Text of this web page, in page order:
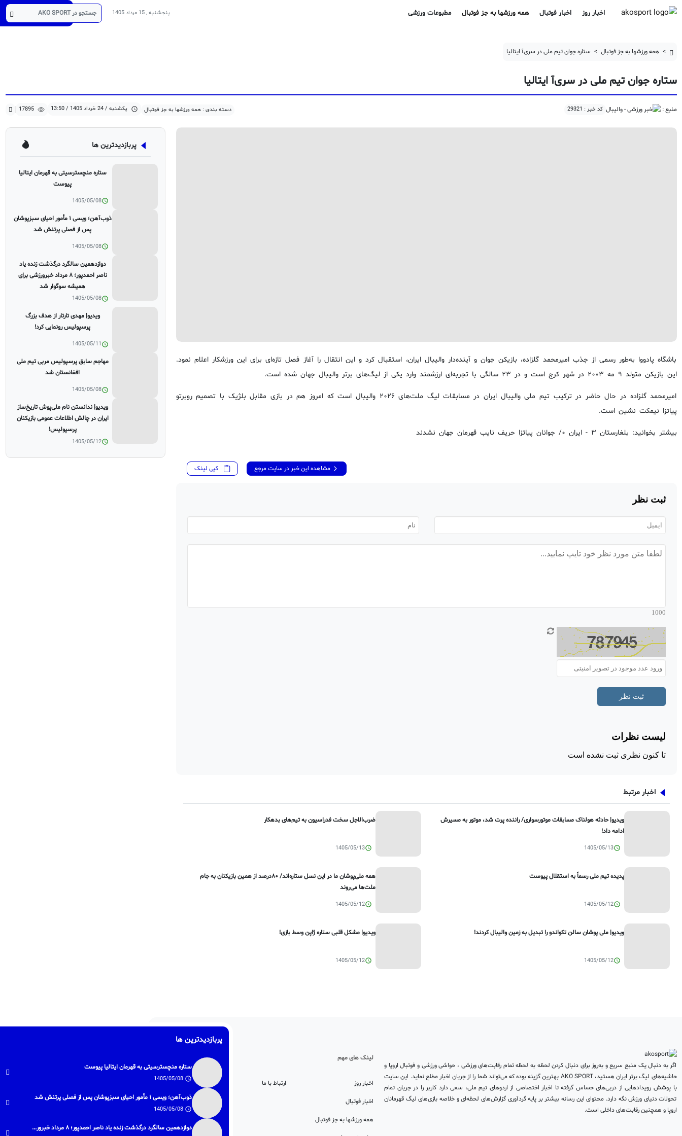
اخبار روز اخبار فوتبال همه ورزشها به جز فوتبال مطبوعات ورزشی پنجشنبه , 15 مرداد 1405
همه ورزشها به جز فوتبال ستاره جوان تیم ملی در سری‌آ ایتالیا
ستاره جوان تیم ملی در سری‌آ ایتالیا دسته بندی : همه ورزشها به جز فوتبال کد خبر :29321 1405/03/24
ستاره جوان تیم ملی در سری‌آ ایتالیا
منبع : کد خبر : 29321 دسته بندی : همه ورزشها به جز فوتبال یکشنبه / 24 خرداد 1405 / 13:50 17895
باشگاه پادووا به‌طور رسمی از جذب امیرمحمد گلزاده، بازیکن جوان و آینده‌دار والیبال ایران، استقبال کرد و این انتقال را آغاز فصل تازه‌ای برای این ورزشکار اعلام نمود.
این بازیکن متولد ۹ مه ۲۰۰۳ در شهر کرج است و در ۲۳ سالگی با تجربه‌ای ارزشمند وارد یکی از لیگ‌های برتر والیبال جهان شده است.
امیرمحمد گلزاده در حال حاضر در ترکیب تیم ملی والیبال ایران در مسابقات لیگ ملت‌های ۲۰۲۶ والیبال است که امروز هم در بازی مقابل بلژیک با تصمیم روبرتو
پیاتزا نیمکت نشین است.
بیشتر بخوانید: بلغارستان ۳ - ایران ۰/ جوانان پیاتزا حریف نایب قهرمان جهان نشدند
مشاهده این خبر در سایت مرجع کپی لینک
اخبار مرتبط
ویدیو| حادثه هولناک مسابقات موتورسواری/ راننده پرت شد، موتور به مسیرش
ادامه داد!
1405/05/13
ضرب‌الاجل سخت فدراسیون به تیم‌های بدهکار
1405/05/13
پدیده تیم ملی رسماً به استقلال پیوست
1405/05/12
همه ملی‌پوشان ما در این نسل ستاره‌اند/ ۸۰درصد از همین بازیکنان به جام
ملت‌ها می‌روند
1405/05/12
ویدیو| ملی پوشان سالن تکواندو را تبدیل به زمین والیبال کردند!
1405/05/12
ویدیو| مشکل قلبی ستاره ژاپن وسط بازی!
1405/05/12
پربازدیدترین ها
ستاره منچسترسیتی به قهرمان ایتالیا
پیوست
1405/05/08
ذوب‌آهن؛ ویسی ۱ مأمور احیای سبزپوشان
پس از فصلی پرتنش شد
1405/05/08
دوازدهمین سالگرد درگذشت زنده یاد
ناصر احمدپور؛ ۸ مرداد خبرورزشی برای
همیشه سوگوار شد
1405/05/08
ویدیو| مهدی تارتار از هدف بزرگ
پرسپولیس رونمایی کرد!
1405/05/11
مهاجم سابق پرسپولیس مربی تیم ملی
افغانستان شد
1405/05/08
ویدیو| ندانستن نام ملی‌پوش تاریخ‌ساز
ایران در چالش اطلاعات عمومی بازیکنان
پرسپولیس!
1405/05/12
اگر به دنبال یک منبع سریع و به‌روز برای دنبال کردن لحظه به لحظه تمام رقابت‌های ورزشی ، حواشی ورزشی و فوتبال اروپا و
حاشیه‌های لیگ برتر ایران هستید، AKO SPORT بهترین گزینه بوده که می‌تواند شما را از جریان اخبار مطلع نماید. این سایت
با پوشش رویدادهایی از دربی‌های حساس گرفته تا اخبار اختصاصی از اردوهای تیم ملی، سعی دارد کاربر را در جریان تمام
تحولات دنیای ورزش نگه دارد. محتوای این رسانه بیشتر بر پایه گردآوری گزارش‌های لحظه‌ای و خلاصه بازی‌های لیگ قهرمانان
اروپا و همچنین رقابت‌های داخلی است.
لینک های مهم
اخبار روز
اخبار فوتبال
همه ورزشها به جز فوتبال
ارتباط با ما
پربازدیدترین ها
ستاره منچسترسیتی به قهرمان ایتالیا پیوست
1405/05/08
ذوب‌آهن؛ ویسی ۱ مأمور احیای سبزپوشان پس از فصلی پرتنش شد
1405/05/08
دوازدهمین سالگرد درگذشت زنده یاد ناصر احمدپور؛ ۸ مرداد خبرور...